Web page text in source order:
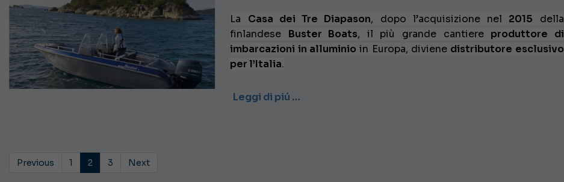
La Casa dei Tre Diapason, dopo l’acquisizione nel 2015 della
finlandese Buster Boats, il più grande cantiere produttore di
imbarcazioni in alluminio in Europa, diviene distributore esclusivo
per l’Italia.
Leggi di piú …
Previous 1 2 3 Next